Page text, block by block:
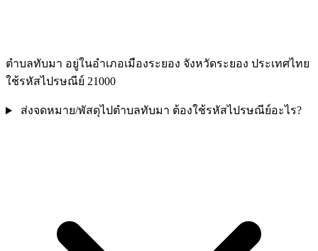
ตำบลทับมา อยู่ในอำเภอเมืองระยอง จังหวัดระยอง ประเทศไทย
ใช้รหัสไปรษณีย์ 21000
ส่งจดหมาย/พัสดุไปตำบลทับมา ต้องใช้รหัสไปรษณีย์อะไร?